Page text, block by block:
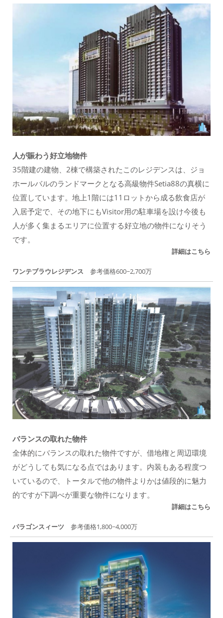
人が賑わう好立地物件
35階建の建物、2棟で構築されたこのレジデンスは、ジョ
ホールバルのランドマークとなる高級物件Setia88の真横に
位置しています。地上1階には11ロットから成る飲食店が
入居予定で、その地下にもVisitor用の駐車場を設け今後も
人が多く集まるエリアに位置する好立地の物件になりそう
です。
詳細はこちら
ワンテブラウレジデンス 参考価格600~2,700万
バランスの取れた物件
全体的にバランスの取れた物件ですが、借地権と周辺環境
がどうしても気になる点ではあります。内装もある程度つ
いているので、トータルで他の物件よりかは値段的に魅力
的ですが下調べが重要な物件になります。
詳細はこちら
パラゴンスィーツ 参考価格1,800~4,000万